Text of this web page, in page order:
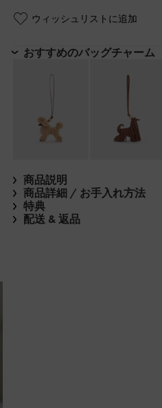
ウィッシュリストに追加
おすすめのバッグチャーム
商品説明
商品詳細 / お手入れ方法
特典
配送 & 返品